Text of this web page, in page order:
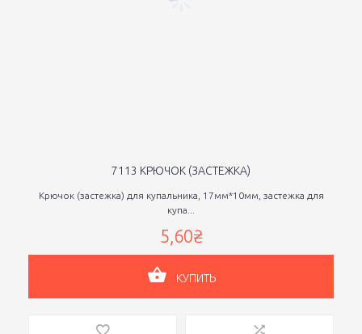
7113 КРЮЧОК (ЗАСТЕЖКА)
Крючок (застежка) для купальника, 17мм*10мм, застежка для
купа...
5,60₴
КУПИТЬ